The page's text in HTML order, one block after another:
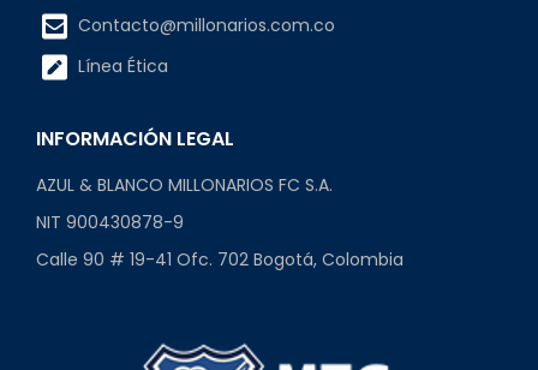
Contacto@millonarios.com.co
Línea Ética
INFORMACIÓN LEGAL
AZUL & BLANCO MILLONARIOS FC S.A.
NIT 900430878-9
Calle 90 # 19-41 Ofc. 702 Bogotá, Colombia